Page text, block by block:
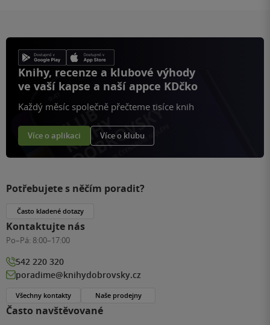
Knihy, recenze a klubové výhody
ve vaší kapse a naší appce KDčko
Každý měsíc společně přečteme tisíce knih
Více o aplikaci Více o klubu
Často navštěvované
Potřebujete s něčím poradit?
Často kladené dotazy
Kontaktujte nás
Po–Pá: 8:00–17:00
542 220 320
poradime@knihydobrovsky.cz
Všechny kontakty Naše prodejny